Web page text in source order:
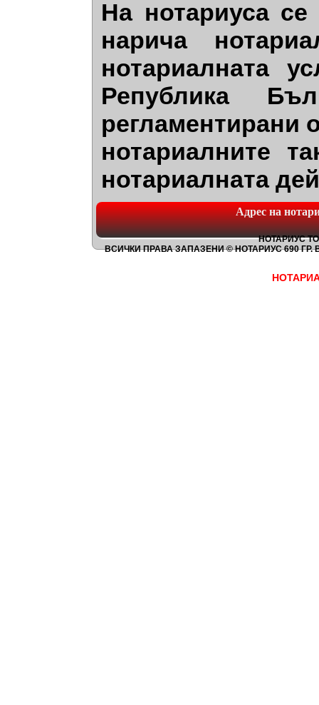
На нотариуса
нарича
нотариалната
Република
регламентирани
нотариалните
нотариалната
Адрес на
НОТАРИУС
ВСИЧКИ ПРАВА ЗАПАЗЕНИ © НОТАРИУС 690 ГР.